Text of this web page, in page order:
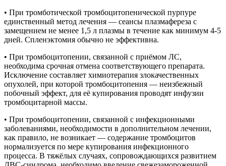
• При тромботической тромбоцитопенической пурпуре
единственный метод лечения — сеансы плазмафереза с
замещением не менее 1,5 л плазмы в течение как минимум 4-5
дней. Спленэктомия обычно не эффективна.
• При тромбоцитопении, связанной с приёмом ЛС,
необходима срочная отмена соответствующего препарата.
Исключение составляет химиотерапия злокачественных
опухолей, при которой тромбоцитопения — неизбежный
побочный эффект, для её купирования проводят инфузии
тромбоцитарной массы.
• При тромбоцитопении, связанной с инфекционными
заболеваниями, необходимости в дополнительном лечении,
как правило, не возникает — содержание тромбоцитов
нормализуется по мере купирования инфекционного
процесса. В тяжёлых случаях, сопровождающихся развитием